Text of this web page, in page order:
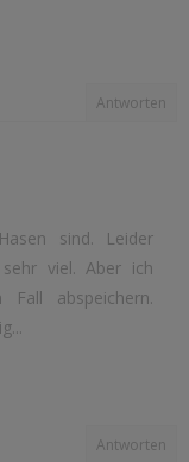
Antworten
sind. Leider
viel. Aber ich
abspeichern.
Antworten